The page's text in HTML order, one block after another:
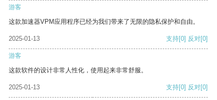
游客
这款加速器VPM应用程序已经为我们带来了无限的隐私保护和自由。
2025-01-13 支持[0] 反对[0]
游客
这款软件的设计非常人性化，使用起来非常舒服。
2025-01-13 支持[0] 反对[0]